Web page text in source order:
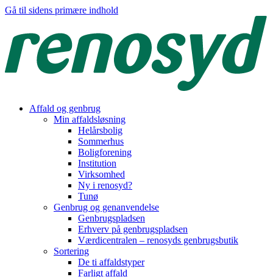
Gå til sidens primære indhold
Affald og genbrug
Min affaldsløsning
Helårsbolig
Sommerhus
Boligforening
Institution
Virksomhed
Ny i renosyd?
Tunø
Genbrug og genanvendelse
Genbrugspladsen
Erhverv på genbrugspladsen
Værdicentralen – renosyds genbrugsbutik
Sortering
De ti affaldstyper
Farligt affald